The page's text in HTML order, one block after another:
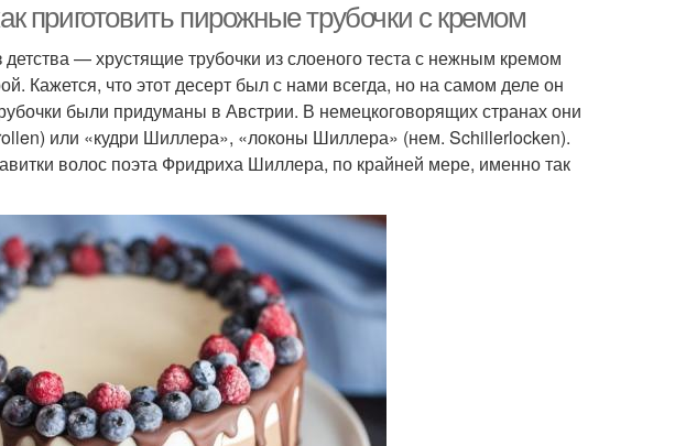
приготовить пирожные трубочки с кремом
— хрустящие трубочки из слоеного теста с нежным кремом
Кажется, что этот десерт был с нами всегда, но на самом деле он
были придуманы в Австрии. В немецкоговорящих странах они
или «кудри Шиллера», «локоны Шиллера» (нем. Schillerlocken).
волос поэта Фридриха Шиллера, по крайней мере, именно так